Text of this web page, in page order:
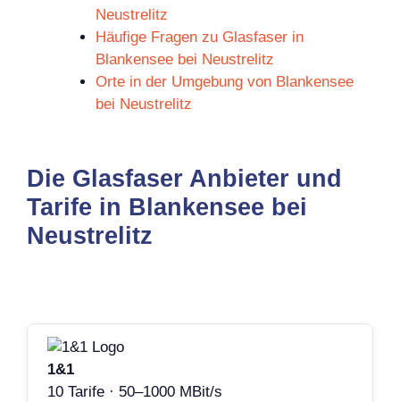
Neustrelitz
Häufige Fragen zu Glasfaser in
Blankensee bei Neustrelitz
Orte in der Umgebung von Blankensee
bei Neustrelitz
Die Glasfaser Anbieter und
Tarife in Blankensee bei
Neustrelitz
1&1
10 Tarife · 50–1000 MBit/s